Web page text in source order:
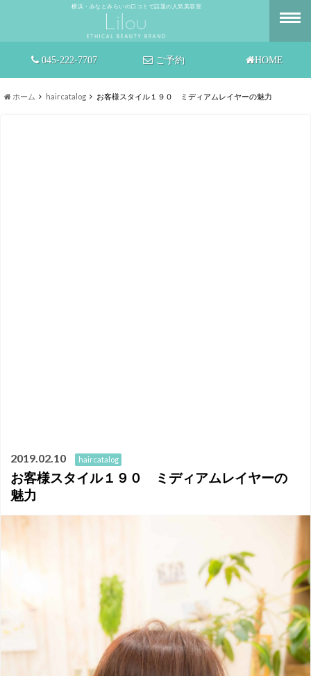
横浜・みなとみらいの口コミで話題の人気美容室
HOME
ご予約
045-222-7707
ホーム haircatalog お客様スタイル１９０ ミディアムレイヤーの魅力
2019.02.10 haircatalog
お客様スタイル１９０ ミディアムレイヤーの
魅力